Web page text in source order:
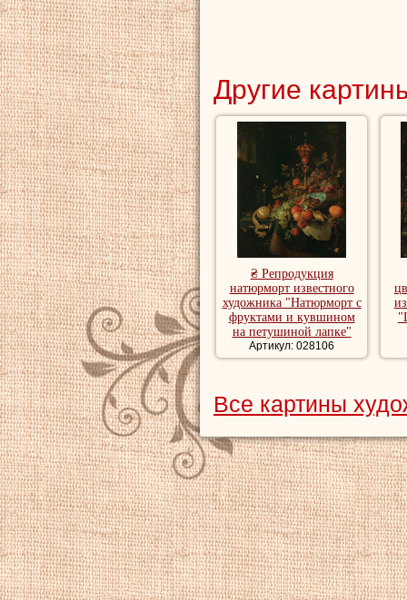
Другие
₴ Репродукция
натюрморт известного
художника "Натюрморт с
фруктами и кувшином
на петушиной лапке"
Артикул: 028106
Все картины